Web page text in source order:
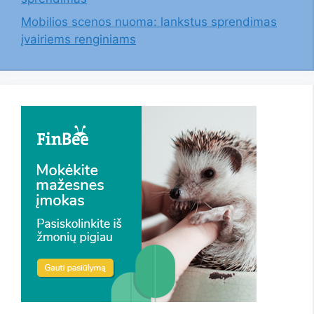
Mobilios scenos nuoma: lankstus sprendimas
įvairiems renginiams